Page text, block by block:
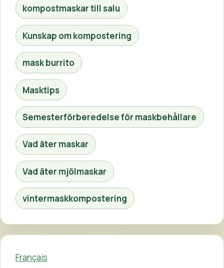
kompostmaskar till salu
Kunskap om kompostering
mask burrito
Masktips
Semesterförberedelse för maskbehållare
Vad äter maskar
Vad äter mjölmaskar
vintermaskkompostering
Français